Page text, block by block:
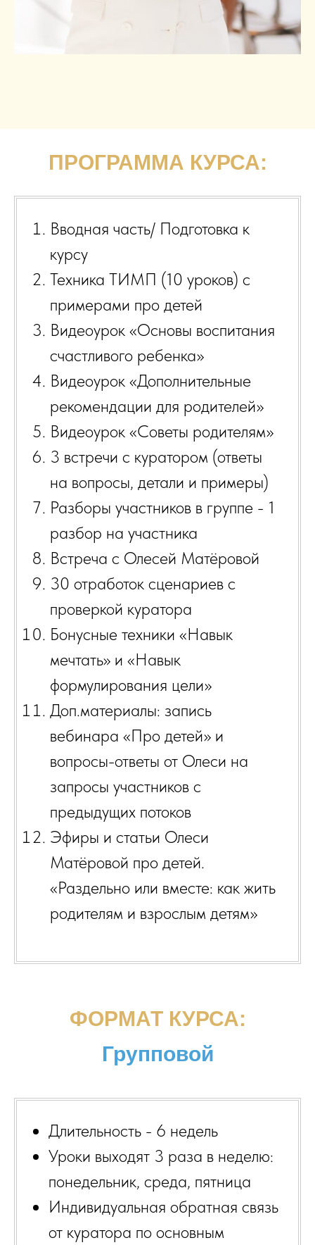
ПРОГРАММА КУРСА:
Вводная часть/ Подготовка к
курсу
Техника ТИМП (10 уроков) с
примерами про детей
Видеоурок «Основы воспитания
счастливого ребенка»
Видеоурок «Дополнительные
рекомендации для родителей»
Видеоурок «Советы родителям»
3 встречи с куратором (ответы
на вопросы, детали и примеры)
Разборы участников в группе - 1
разбор на участника
Встреча с Олесей Матёровой
30 отработок сценариев с
проверкой куратора
Бонусные техники «Навык
мечтать» и «Навык
формулирования цели»
Доп.материалы: запись
вебинара «Про детей» и
вопросы-ответы от Олеси на
запросы участников с
предыдущих потоков
Эфиры и статьи Олеси
Матёровой про детей.
«Раздельно или вместе: как жить
родителям и взрослым детям»
ФОРМАТ КУРСА:
Групповой
Длительность - 6 недель
Уроки выходят 3 раза в неделю:
понедельник, среда, пятница
Индивидуальная обратная связь
от куратора по основным
Политика конфиденциальности
НАПИШИТЕ НАМ
Остались вопросы?
Номер службы заботы
+79099841720
ИП Матерова Олеся Михайловна
ИНН 381 607 119 375
ОГРН 314 222 328 100 092
Согласие на получение рассылки
Оферта РИМП
Пользовательское соглашение